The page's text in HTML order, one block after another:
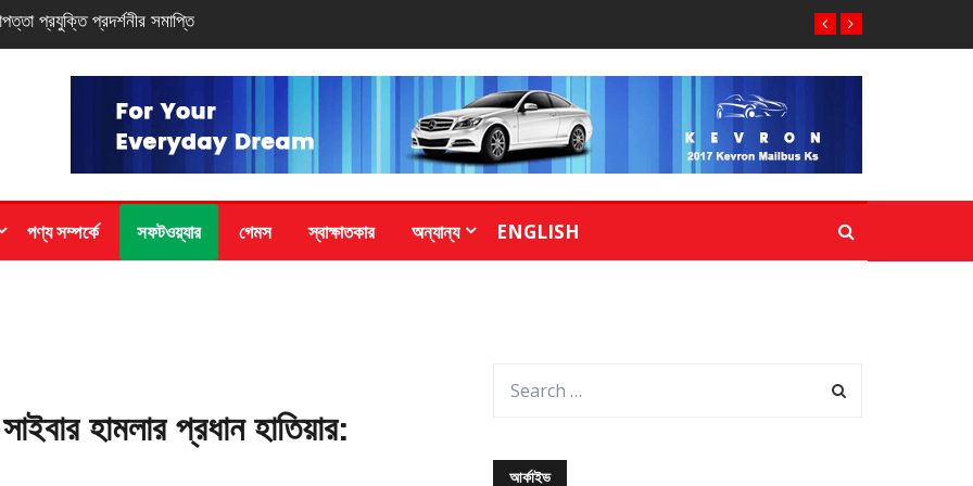
সিরিজ স্মার্টফোন
পণ্য সম্পর্কে সফটওয়্যার গেমস স্বাক্ষাতকার অন্যান্য ENGLISH
হামলার প্রধান হাতিয়ার:
আর্কাইভ